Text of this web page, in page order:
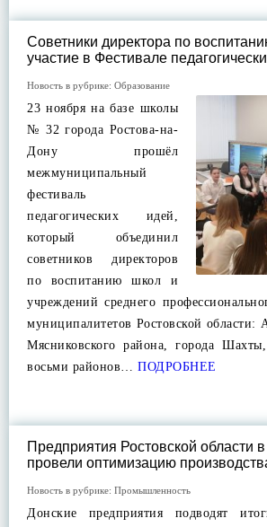
Советники директора по
участие в Фестивале
Новость в рубрике: Образование
23 ноября на базе школы
№ 32 города Ростова-на-
Дону прошёл
межмуниципальный
фестиваль
педагогических идей,
который объединил
советников директоров
по воспитанию школ и
учреждений среднего
муниципалитетов Ростовской области:
Мясниковского района, города
восьми районов… ПОДРОБНЕЕ
Предприятия Ростовской области
провели оптимизацию
Новость в рубрике: Промышленность
Донские предприятия подводят